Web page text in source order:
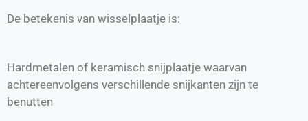
De betekenis van wisselplaatje is:
Hardmetalen of keramisch snijplaatje waarvan
achtereenvolgens verschillende snijkanten zijn te
benutten